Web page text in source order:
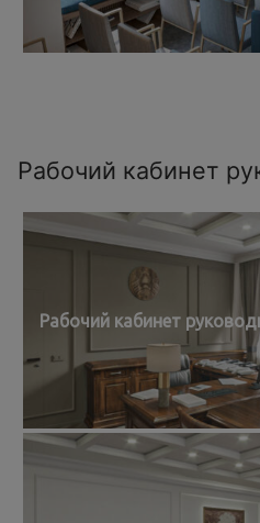
Рабочий кабинет
Рабочий кабинет